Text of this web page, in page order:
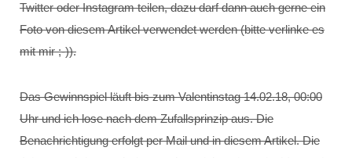
Twitter oder Instagram teilen, dazu darf dann auch gerne ein
Foto von diesem Artikel verwendet werden (bitte verlinke es
mit mir ;-)).
Das Gewinnspiel läuft bis zum Valentinstag 14.02.18, 00:00
Uhr und ich lose nach dem Zufallsprinzip aus. Die
Benachrichtigung erfolgt per Mail und in diesem Artikel. Die